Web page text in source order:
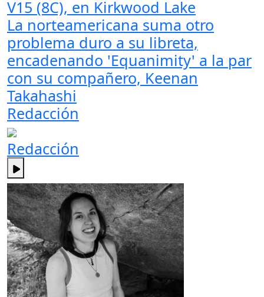
V15 (8C), en Kirkwood Lake
La norteamericana suma otro
problema duro a su libreta,
encadenando 'Equanimity' a la par
con su compañero, Keenan
Takahashi
Redacción
Redacción